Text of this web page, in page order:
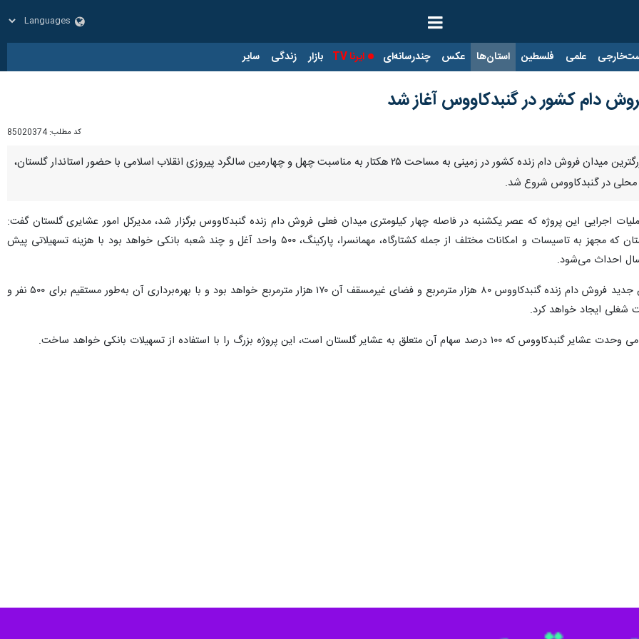
علمی فلسطین استان‌ها عکس چندرسانه‌ای ایرنا TV بازار زندگی سایر
دام کشور در گنبدکاووس آغاز شد
کد مطلب: 85020374